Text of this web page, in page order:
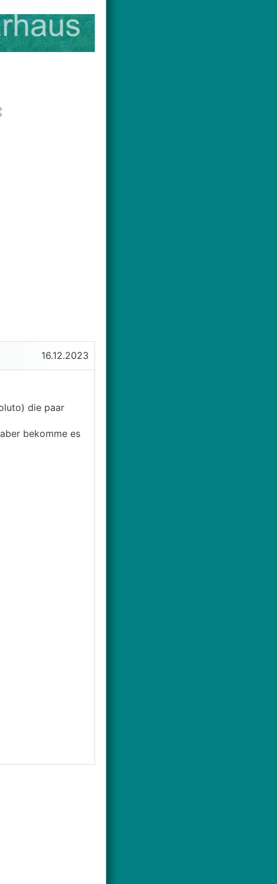
16.12.2023
die paar
bekomme es